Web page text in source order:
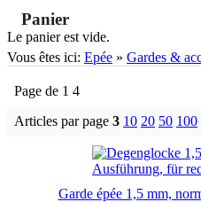
Panier
Le panier est vide.
Vous êtes ici: Epée » Gardes &
Page de 1 4
Articles par page 3 10 20 50 100
Garde épée 1,5 mm,